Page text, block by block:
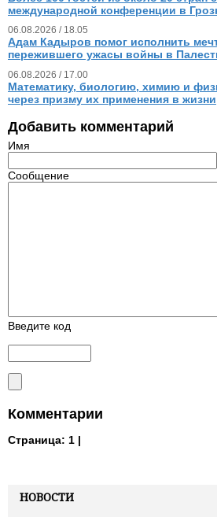
НОВОСТИ
международной конференции в
06.08.2026 / 18.05
Адам Кадыров помог исполнить
пережившего ужасы войны в
06.08.2026 / 17.00
Математику, биологию, химию и
через призму их применения в жизни
Добавить комментарий
Имя
Сообщение
Введите код
Комментарии
Страница: 1 |